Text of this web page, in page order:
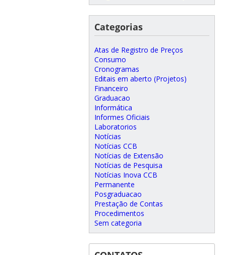
Categorias
Atas de Registro de Preços
Consumo
Cronogramas
Editais em aberto (Projetos)
Financeiro
Graduacao
Informática
Informes Oficiais
Laboratorios
Notícias
Notícias CCB
Notícias de Extensão
Notícias de Pesquisa
Notícias Inova CCB
Permanente
Posgraduacao
Prestação de Contas
Procedimentos
Sem categoria